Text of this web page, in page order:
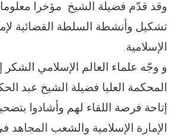
وقد قدّم فضيلة الشيخ مؤخرا
تشكيل وأنشطة السلطة القضائية
الإسلامية.
و وجّه علماء العالم الإسلامي
المحكمة العليا فضيلة الشيخ عبد
إتاحة فرصة اللقاء لهم وأشادوا
الإمارة الإسلامية والشعب المجاهد